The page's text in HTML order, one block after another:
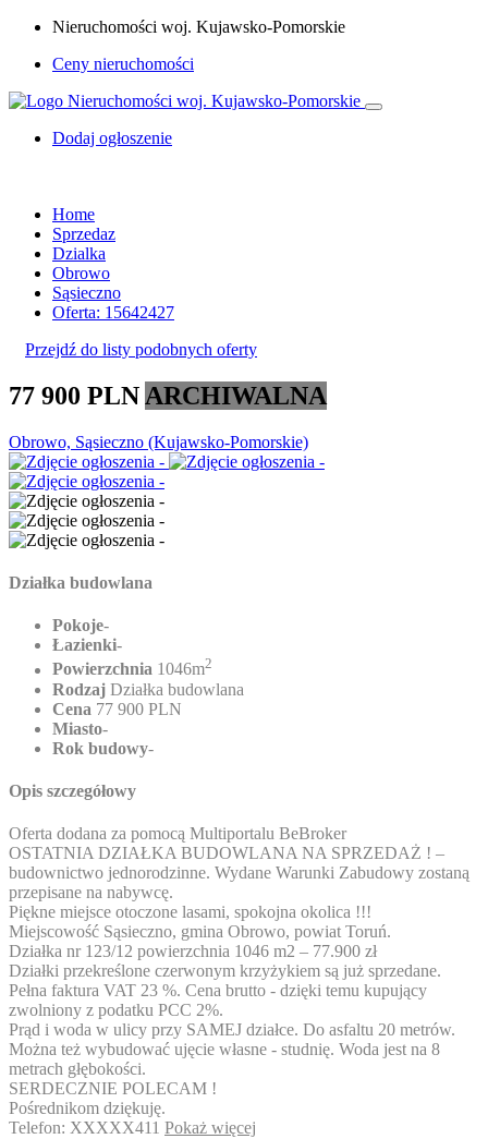
Nieruchomości woj. Kujawsko-Pomorskie
Ceny nieruchomości
Dodaj ogłoszenie
Home
Sprzedaz
Dzialka
Obrowo
Sąsieczno
Oferta: 15642427
Przejdź do listy podobnych oferty
77 900 PLN ARCHIWALNA
Obrowo, Sąsieczno (Kujawsko-Pomorskie)
Działka budowlana
Pokoje-
Łazienki-
Powierzchnia 1046m2
Rodzaj Działka budowlana
Cena 77 900 PLN
Miasto-
Rok budowy-
Opis szczegółowy
Oferta dodana za pomocą Multiportalu BeBroker
OSTATNIA DZIAŁKA BUDOWLANA NA SPRZEDAŻ ! –
budownictwo jednorodzinne. Wydane Warunki Zabudowy zostaną
przepisane na nabywcę.
Piękne miejsce otoczone lasami, spokojna okolica !!!
Miejscowość Sąsieczno, gmina Obrowo, powiat Toruń.
Działka nr 123/12 powierzchnia 1046 m2 – 77.900 zł
Działki przekreślone czerwonym krzyżykiem są już sprzedane.
Pełna faktura VAT 23 %. Cena brutto - dzięki temu kupujący
zwolniony z podatku PCC 2%.
Prąd i woda w ulicy przy SAMEJ działce. Do asfaltu 20 metrów.
Można też wybudować ujęcie własne - studnię. Woda jest na 8
metrach głębokości.
SERDECZNIE POLECAM !
Pośrednikom dziękuję.
Telefon: XXXXX411 Pokaż więcej